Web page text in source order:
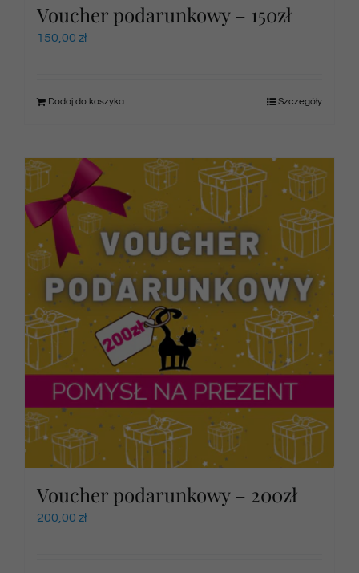
Voucher podarunkowy – 150zł
150,00 zł
Dodaj do koszyka Szczegóły
Voucher podarunkowy – 200zł
200,00 zł